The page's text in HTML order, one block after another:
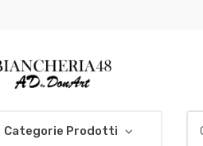
Categorie Prodotti